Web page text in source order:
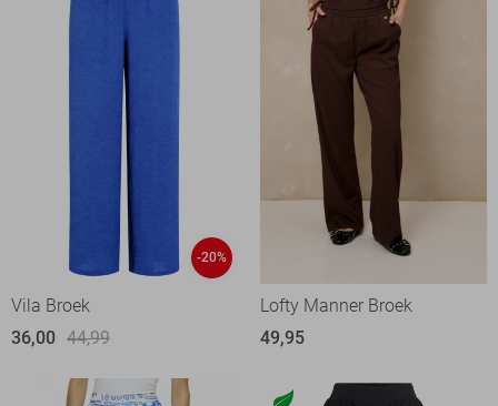
-20%
Vila Broek
36,00 44,99
Lofty Manner Broek
49,95